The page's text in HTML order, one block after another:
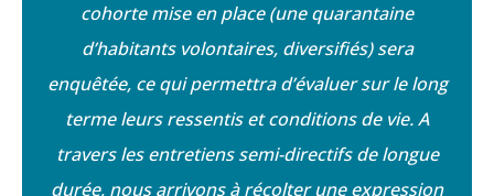
cohorte mise en place (une quarantaine
d’habitants volontaires, diversifiés) sera
enquêtée, ce qui permettra d’évaluer sur le long
terme leurs ressentis et conditions de vie. A
travers les entretiens semi-directifs de longue
durée, nous arrivons à récolter une expression